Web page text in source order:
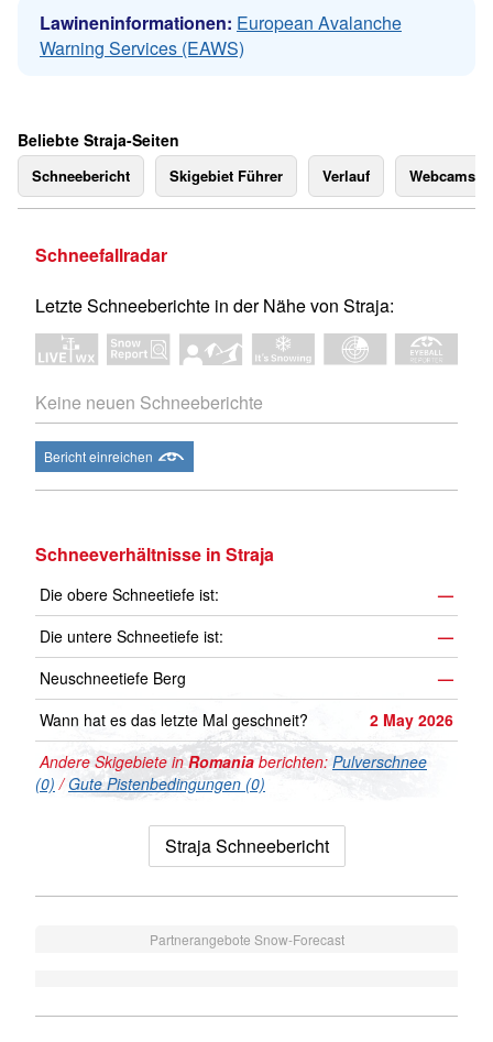
Lawineninformationen: European Avalanche
Warning Services (EAWS)
Beliebte Straja-Seiten
Schneebericht Skigebiet Führer Verlauf Webcams
Schneefallradar
Letzte Schneeberichte in der Nähe von Straja:
Keine neuen Schneeberichte
Bericht einreichen
Schneeverhältnisse in Straja
Die obere Schneetiefe ist:
—
Die untere Schneetiefe ist:
—
Neuschneetiefe Berg
—
Wann hat es das letzte Mal geschneit?
2 May 2026
Andere Skigebiete inRomania berichten: Pulverschnee
(0) /Gute Pistenbedingungen (0)
Straja Schneebericht
Partnerangebote Snow-Forecast